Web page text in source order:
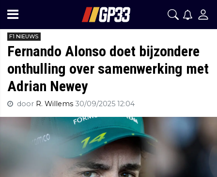
F1 NIEUWS
Fernando Alonso doet bijzondere
onthulling over samenwerking met
Adrian Newey
door R. Willems 30/09/2025 12:04